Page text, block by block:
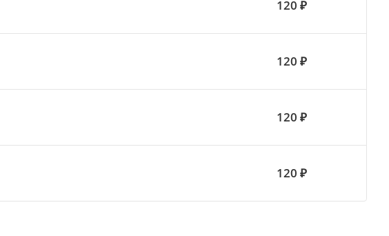
120 ₽
120 ₽
120 ₽
120 ₽